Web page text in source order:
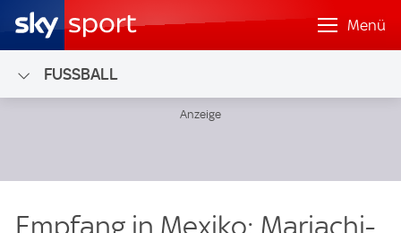
Menü
FUSSBALL
Empfang in Mexiko: Mariachi-